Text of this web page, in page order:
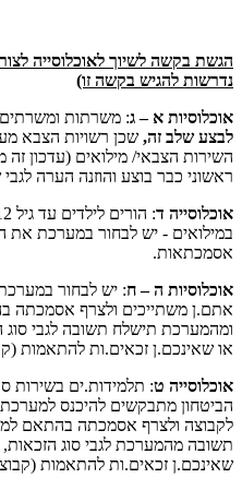
הגשת בקשה לשיוך לאוכלוסייה
נדרשות להגיש בקשה זו)
אוכלוסיות א – ג: משרתות ומשרתים
לבצע שלב זה, שכן רשויות הצבא
השירות הצבאי/ מילואים (עדכון
ראשוני כבר בוצע והוזנה הערה
אוכלוסייה ד
במילואים - יש לבחור במערכת את
אסמכתאות.
אוכלוסיות ה – ח: יש לבחור
אתם.ן משתייכים ולצרף אסמכתה
או שאינכם.ן זכאים.ות להתאמות
אוכלוסייה ט: תלמידות.ים בשירות
הביטחון מתבקשים להיכנס
לקבוצה ולצרף אסמכתה בהתאם
שאינכם.ן זכאים.ות להתאמות (קבוצה